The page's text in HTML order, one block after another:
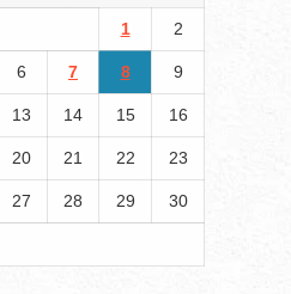
1 2
6 7 8 9
13 14 15 16
20 21 22 23
27 28 29 30